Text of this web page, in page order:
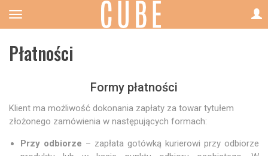
Płatności
Formy płatności
Klient ma możliwość dokonania zapłaty za towar tytułem
złożonego zamówienia w następujących formach:
Przy odbiorze – zapłata gotówką kurierowi przy odbiorze